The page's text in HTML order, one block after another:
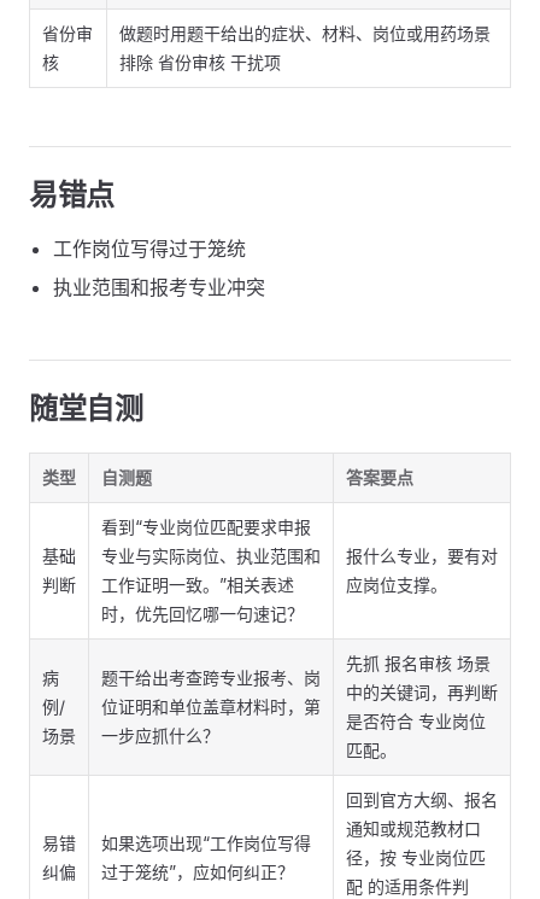
省份审
核
做题时用题干给出的症状、材料、岗位或用药场景
排除 省份审核 干扰项
易错点
工作岗位写得过于笼统
执业范围和报考专业冲突
随堂自测
类型 自测题 答案要点
基础
判断
看到“专业岗位匹配要求申报
专业与实际岗位、执业范围和
工作证明一致。”相关表述
时，优先回忆哪一句速记？
报什么专业，要有对
应岗位支撑。
病
例/
场景
题干给出考查跨专业报考、岗
位证明和单位盖章材料时，第
一步应抓什么？
先抓 报名审核 场景
中的关键词，再判断
是否符合 专业岗位
匹配。
易错
纠偏
如果选项出现“工作岗位写得
过于笼统”，应如何纠正？
回到官方大纲、报名
通知或规范教材口
径，按 专业岗位匹
配 的适用条件判